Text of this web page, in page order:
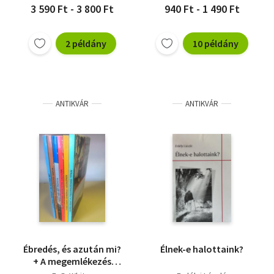
3 590 Ft - 3 800 Ft
2 példány
940 Ft - 1 490 Ft
10 példány
ANTIKVÁR
Ébredés, és azután mi?
+ A megemlékezés
ANTIKVÁR
Élnek-e halottaink?